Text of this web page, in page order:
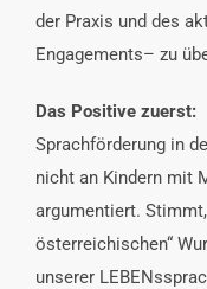
der Praxis und des
Engagements– zu
Das Positive zuerst:
Sprachförderung in
nicht an Kindern mit
argumentiert.
österreichischen“
unserer